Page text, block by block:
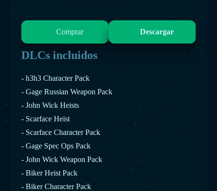
Comprar Descargar
DLCs incluidos
- h3h3 Character Pack
- Gage Russian Weapon Pack
- John Wick Heists
- Scarface Heist
- Scarface Character Pack
- Gage Spec Ops Pack
- John Wick Weapon Pack
- Biker Heist Pack
- Biker Character Pack